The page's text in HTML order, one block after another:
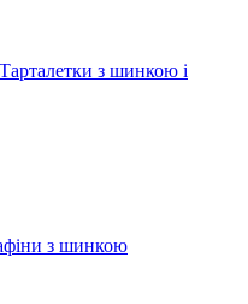
з шинкою і
з шинкою